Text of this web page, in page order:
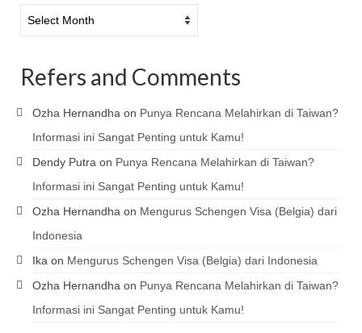
Refers and Comments
Ozha Hernandha on Punya Rencana Melahirkan di Taiwan?
Informasi ini Sangat Penting untuk Kamu!
Dendy Putra on Punya Rencana Melahirkan di Taiwan?
Informasi ini Sangat Penting untuk Kamu!
Ozha Hernandha on Mengurus Schengen Visa (Belgia) dari
Indonesia
Ika on Mengurus Schengen Visa (Belgia) dari Indonesia
Ozha Hernandha on Punya Rencana Melahirkan di Taiwan?
Informasi ini Sangat Penting untuk Kamu!